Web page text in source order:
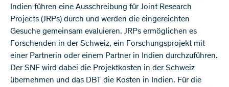
Indien führen eine Ausschreibung für Joint Research
Projects (JRPs) durch und werden die eingereichten
Gesuche gemeinsam evaluieren. JRPs ermöglichen es
Forschenden in der Schweiz, ein Forschungsprojekt mit
einer Partnerin oder einem Partner in Indien durchzuführen.
Der SNF wird dabei die Projektkosten in der Schweiz
übernehmen und das DBT die Kosten in Indien. Für die